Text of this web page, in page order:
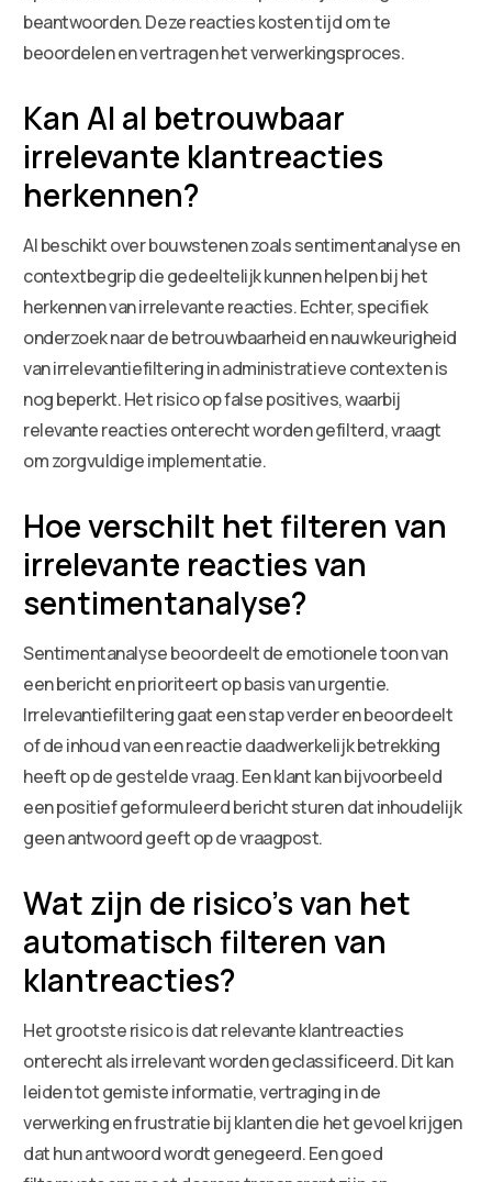
beantwoorden. Deze reacties kosten tijd om te
beoordelen en vertragen het verwerkingsproces.
Kan AI al betrouwbaar
irrelevante klantreacties
herkennen?
AI beschikt over bouwstenen zoals sentimentanalyse en
contextbegrip die gedeeltelijk kunnen helpen bij het
herkennen van irrelevante reacties. Echter, specifiek
onderzoek naar de betrouwbaarheid en nauwkeurigheid
van irrelevantiefiltering in administratieve contexten is
nog beperkt. Het risico op false positives, waarbij
relevante reacties onterecht worden gefilterd, vraagt
om zorgvuldige implementatie.
Hoe verschilt het filteren van
irrelevante reacties van
sentimentanalyse?
Sentimentanalyse beoordeelt de emotionele toon van
een bericht en prioriteert op basis van urgentie.
Irrelevantiefiltering gaat een stap verder en beoordeelt
of de inhoud van een reactie daadwerkelijk betrekking
heeft op de gestelde vraag. Een klant kan bijvoorbeeld
een positief geformuleerd bericht sturen dat inhoudelijk
geen antwoord geeft op de vraagpost.
Wat zijn de risico’s van het
automatisch filteren van
klantreacties?
Het grootste risico is dat relevante klantreacties
onterecht als irrelevant worden geclassificeerd. Dit kan
leiden tot gemiste informatie, vertraging in de
verwerking en frustratie bij klanten die het gevoel krijgen
dat hun antwoord wordt genegeerd. Een goed